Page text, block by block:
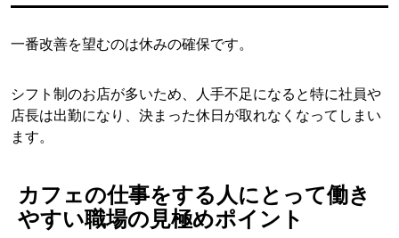
一番改善を望むのは休みの確保です。
シフト制のお店が多いため、人手不足になると特に社員や
店長は出勤になり、決まった休日が取れなくなってしまい
ます。
カフェの仕事をする人にとって働き
やすい職場の見極めポイント